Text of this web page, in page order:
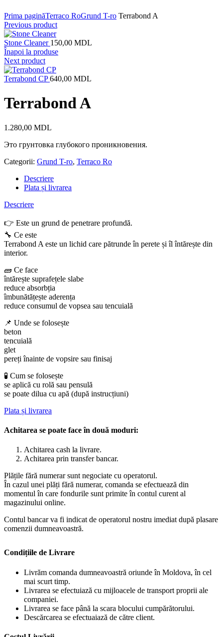
Prima paginăTerraco RoGrund T-ro Terrabond A
Previous product
Stone Cleaner 150,00 MDL
Înapoi la produse
Next product
Terrabond CP640,00 MDL
Terrabond A
1.280,00 MDL
Это грунтовка глубокого проникновения.
Categorii: Grund T-ro, Terraco Ro
Descriere
Plata și livrarea
Descriere
👉 Este un grund de penetrare profundă.
🔧 Ce este
Terrabond A este un lichid care pătrunde în perete și îl întărește din
interior.
🧱 Ce face
întărește suprafețele slabe
reduce absorbția
îmbunătățește aderența
reduce consumul de vopsea sau tencuială
📌 Unde se folosește
beton
tencuială
glet
pereți înainte de vopsire sau finisaj
🧪 Cum se folosește
se aplică cu rolă sau pensulă
se poate dilua cu apă (după instrucțiuni)
Plata și livrarea
Achitarea se poate face în două moduri:
Achitarea cash la livrare.
Achitarea prin transfer bancar.
Plățile fără numerar sunt negociate cu operatorul.
În cazul unei plăți fără numerar, comanda se efectuează din
momentul în care fondurile sunt primite în contul curent al
magazinului online.
Contul bancar va fi indicat de operatorul nostru imediat după plasare
comenzii dumneavoastră.
Condițiile de Livrare
Livrăm comanda dumneavoastră oriunde în Moldova, în cel
mai scurt timp.
Livrarea se efectuiază cu mijloacele de transport proprii ale
companiei.
Livrarea se face până la scara blocului cumpărătorului.
Descărcarea se efectuaiază de către client.